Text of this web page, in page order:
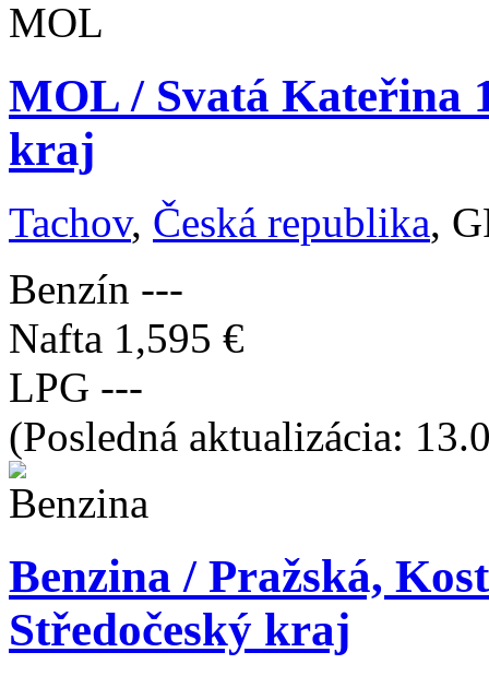
MOL / Svatá Kateřina
kraj
Tachov, Česká republika,
Benzín ---
Nafta 1,595 €
LPG ---
(Posledná aktualizácia:
Benzina / Pražská,
Středočeský kraj